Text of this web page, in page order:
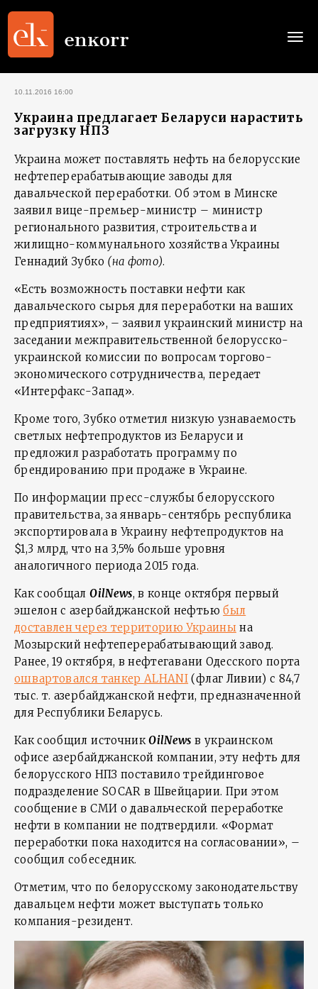
10.11.2016 16:00
Украина предлагает Беларуси нарастить
загрузку НПЗ
Украина может поставлять нефть на белорусские
нефтеперерабатывающие заводы для
давальческой переработки. Об этом в Минске
заявил вице-премьер-министр – министр
регионального развития, строительства и
жилищно-коммунального хозяйства Украины
Геннадий Зубко (на фото).
«Есть возможность поставки нефти как
давальческого сырья для переработки на ваших
предприятиях», – заявил украинский министр на
заседании межправительственной белорусско-
украинской комиссии по вопросам торгово-
экономического сотрудничества, передает
«Интерфакс-Запад».
Кроме того, Зубко отметил низкую узнаваемость
светлых нефтепродуктов из Беларуси и
предложил разработать программу по
брендированию при продаже в Украине.
По информации пресс-службы белорусского
правительства, за январь-сентябрь республика
экспортировала в Украину нефтепродуктов на
$1,3 млрд, что на 3,5% больше уровня
аналогичного периода 2015 года.
Как сообщалOilNews, в конце октября первый
эшелон с азербайджанской нефтьюбыл
доставлен через территорию Украинына
Мозырский нефтеперерабатывающий завод.
Ранее, 19 октября, в нефтегавани Одесского порта
ошвартовался танкер ALHANI (флаг Ливии) с 84,7
тыс. т. азербайджанской нефти, предназначенной
для Республики Беларусь.
Как сообщил источникOilNews в украинском
офисе азербайджанской компании, эту нефть для
белорусского НПЗ поставило трейдинговое
подразделение SOCAR в Швейцарии. При этом
сообщение в СМИ о давальческой переработке
нефти в компании не подтвердили. «Формат
переработки пока находится на согласовании», –
сообщил собеседник.
Отметим, что по белорусскому законодательству
давальцем нефти может выступать только
компания-резидент.